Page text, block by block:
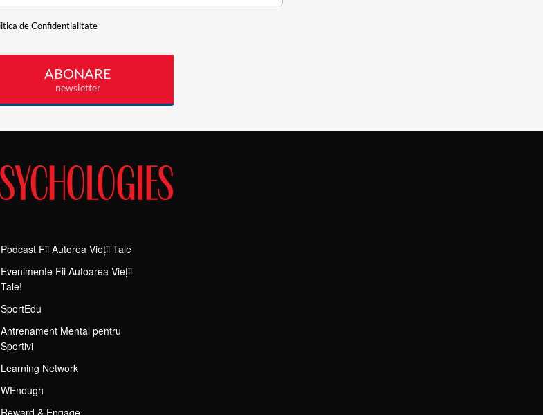
Podcast Fii Autorea Vieții Tale
Evenimente Fii Autoarea Vieții
Tale!
SportEdu
Antrenament Mental pentru
Sportivi
Learning Network
WEnough